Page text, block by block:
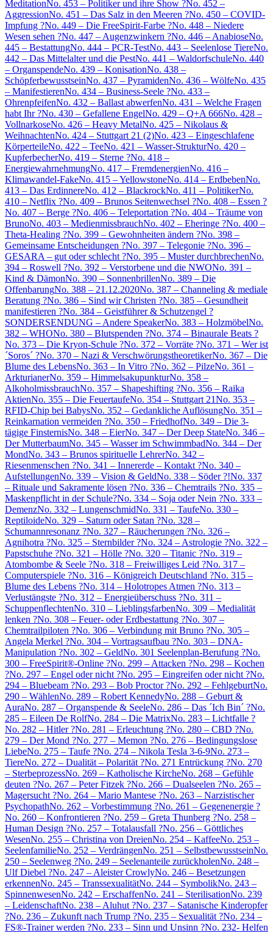
MeditationNo. 453 – Politiker und ihre Show ?No. 452 –
AggressionNo. 451 – Das Salz in den Meeren ?No. 450 – COVID-
Impfung ?No. 449 – Die FreeSpirit-Farbe ?No. 448 – Niedere
Wesen sehen ?No. 447 – Augenzwinkern ?No. 446 – AnabioseNo.
445 – BestattungNo. 444 – PCR-TestNo. 443 – Seelenlose TiereNo.
442 – Das Mittelalter und die PestNo. 441 – WaldorfschuleNo. 440
– OrganspendeNo. 439 – KonisationNo. 438 –
SchöpferbewusstseinNo. 437 – PyramidenNo. 436 – WölfeNo. 435
– ManifestierenNo. 434 – Business-Seele ?No. 433 –
OhrenpfeifenNo. 432 – Ballast abwerfenNo. 431 – Welche Fragen
habt Ihr ?No. 430 – Gefallene EngelNo. 429 – Q+A 666No. 428 –
VollnarkoseNo. 426 – Heavy MetalNo. 425 – Nikolaus &
WeihnachtenNo. 424 – Stuttgart 21 (2)No. 423 – Eingeschlafene
KörperteileNo. 422 – TeeNo. 421 – Wasser-StrukturNo. 420 –
KupferbecherNo. 419 – Sterne ?No. 418 –
EnergiewahrnehmungNo. 417 – FremdenergienNo. 416 –
Klimawandel-FakeNo. 415 – YellowstoneNo. 414 – ErdbebenNo.
413 – Das ErdinnereNo. 412 – BlackrockNo. 411 – PolitikerNo.
410 – Netflix ?No. 409 – Brunos Seitenwechsel ?No. 408 – Essen ?
No. 407 – Berge ?No. 406 – Teleportation ?No. 404 – Träume von
BrunoNo. 403 – MedienmissbrauchNo. 402 – Eheringe ?No. 400 –
Theta-Healing ?No. 399 – Gewohnheiten ändern ?No. 398 –
Gemeinsame Entscheidungen ?No. 397 – Telegonie ?No. 396 –
GESARA – gut oder schlecht ?No. 395 – Muster durchbrechenNo.
394 – Roswell ?No. 392 – Verstorbene und die NWONo. 391 –
Kind & DämonNo. 390 – SonnenbrillenNo. 389 – Die
OffenbarungNo. 388 – 21.12.2020No. 387 – Channeling & mediale
Beratung ?No. 386 – Sind wir Christen ?No. 385 – Gesundheit
manifestieren ?No. 384 – Geistführer & Schutzengel ?
SONDERSENDUNG – Andere SpeakerNo. 383 – HolzmöbelNo.
382 – WHONo. 380 – Blutspenden ?No. 374 – Binaurale Beats ?
No. 373 – Die Kryon-Schule ?No. 372 – Vorräte ?No. 371 – Wer ist
´Soros´ ?No. 370 – Nazi & VerschwörungstheoretikerNo. 367 – Die
Blume des LebensNo. 363 – In Vitro ?No. 362 – PilzeNo. 361 –
ArkturianerNo. 359 – HimmelsakupunkturNo. 358 –
AlkoholmissbrauchNo. 357 – Shapeshifting ?No. 356 – Raika
AktienNo. 355 – Die FeuertaufeNo. 354 – Stuttgart 21No. 353 –
RFID-Chip bei BabysNo. 352 – Gedankliche AuflösungNo. 351 –
Reinkarnation vermeiden ?No. 350 – FriedhofNo. 349 – Die 3-
tägige FinsternisNo. 348 – EierNo. 347 – Der Deep StateNo. 346 –
Der MutterbaumNo. 345 – Wasser im SchwimmbadNo. 344 – Der
MondNo. 343 – Brunos spirituelle LehrerNo. 342 –
Riesenmenschen ?No. 341 – Innererde – Kontakt ?No. 340 –
AufstellungenNo. 339 – Vision & GeldNo. 338 – Söder ?!No. 337
– Rituale und Sakramente lösen ?No. 336 – Chemtrails ?No. 335 –
Maskenpflicht in der Schule?No. 334 – Soja oder Nein ?No. 333 –
DemenzNo. 332 – LungenschmidNo. 331 – TaufeNo. 330 –
ReptiloideNo. 329 – Saturn oder Satan ?No. 328 –
Schumannresonanz ?No. 327 – Räucherungen ?No. 326 –
Agnihotra ?No. 325 – Sternbilder ?No. 324 – Astrologie ?No. 322 –
Papstschuhe ?No. 321 – Hölle ?No. 320 – Titanic ?No. 319 –
Atombombe & Seele ?No. 318 – Freiwilliges Leid ?No. 317 –
Computerspiele ?No. 316 – Königreich Deutschland ?No. 315 –
Blume des Lebens ?No. 314 – Holotropes Atmen ?No. 313 –
Verlustängste ?No. 312 – Energieüberschuss ?No. 311 –
SchuppenflechtenNo. 310 – LieblingsfarbenNo. 309 – Medialität
lenken ?No. 308 – Feuer- oder Erdbestattung ?No. 307 –
Chemtrailpiloten ?No. 306 – Verbindung mit Bruno ?No. 305 –
Angela Merkel ?No. 304 – Vortragsaufbau ?No. 303 – DNA-
Manipulation ?No. 302 – GeldNo. 301 Seelenplan-Berufung ?No.
300 – FreeSpirit®-Online ?No. 299 – Attacken ?No. 298 – Kochen
?No. 297 – Engel oder nicht ?No. 295 – Eingreifen oder nicht ?No.
294 – Bluebeam ?No. 293 – Bob Proctor ?No. 292 – FehlgeburtNo.
290 – WählenNo. 289 – Robert KennedyNo. 288 – Geburt &
AuraNo. 287 – Organspende & SeeleNo. 286 – Das ´Ich Bin´ ?No.
285 – Eileen De RolfNo. 284 – Die MatrixNo. 283 – Lichtfalle ?
No. 282 – Hitler ?No. 281 – Erleuchtung ?No. 280 – CBD ?No.
279 – Der Mond ?No. 277 – Memon ?No. 276 – Bedingungslose
LiebeNo. 275 – Taufe ?No. 274 – Nikola Tesla 3-6-9No. 273 –
TiereNo. 272 – Dualität – Polarität ?No. 271 Entrückung ?No. 270
– SterbeprozessNo. 269 – Katholische KircheNo. 268 – Gefühle
deuten ?No. 267 – Peter Fitzek ?No. 266 – Dualseelen ?No. 265 –
Magersucht ?No. 264 – Mario Mantese ?No. 263 – Narzistischer
PsychopathNo. 262 – Vorbestimmung ?No. 261 – Gegenenergie ?
No. 260 – Konfrontieren ?No. 259 – Greta Thunberg ?No. 258 –
Human Design ?No. 257 – Totalausfall ?No. 256 – Göttliches
WesenNo. 255 – Christina von DreienNo. 254 – KaffeeNo. 253 –
SeelenfamilieNo. 252 – VerdrängenNo. 251 – SelbstbewusstseinNo.
250 – Seelenweg ?No. 249 – Seelenanteile zurückholenNo. 248 –
Ulf Diebel ?No. 247 – Aleister CrowlyNo. 246 – Besetzungen
erkennenNo. 245 – TranssexualitätNo. 244 – SymbolikNo. 243 –
SpinnenwesenNo. 242 – ErschaffenNo. 241 – SterilisationNo. 239
– LeidenschaftNo. 238 – Aluhut ?No. 237 – Satanische Kinderopfer
?No. 236 – Zukunft nach Trump ?No. 235 – Sexualität ?No. 234 –
FS®-Trainer werden ?No. 233 – Sinn und Unsinn ?No. 232- Helfen